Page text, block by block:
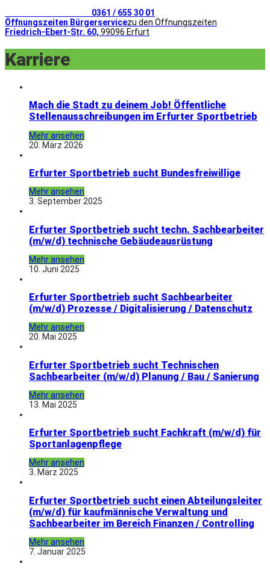
0361 / 655 30 01
Öffnungszeiten Bürgerservicezu den Öffnungszeiten
Friedrich-Ebert-Str. 60, 99096 Erfurt
Karriere
Mach die Stadt zu deinem Job! Öffentliche
Stellenausschreibungen im Erfurter Sportbetrieb
Mehr ansehen
20. März 2026
Erfurter Sportbetrieb sucht Bundesfreiwillige
Mehr ansehen
3. September 2025
Erfurter Sportbetrieb sucht techn. Sachbearbeiter
(m/w/d) technische Gebäudeausrüstung
Mehr ansehen
10. Juni 2025
Erfurter Sportbetrieb sucht Sachbearbeiter
(m/w/d) Prozesse / Digitalisierung / Datenschutz
Mehr ansehen
20. Mai 2025
Erfurter Sportbetrieb sucht Technischen
Sachbearbeiter (m/w/d) Planung / Bau / Sanierung
Mehr ansehen
13. Mai 2025
Erfurter Sportbetrieb sucht Fachkraft (m/w/d) für
Sportanlagenpflege
Mehr ansehen
3. März 2025
Erfurter Sportbetrieb sucht einen Abteilungsleiter
(m/w/d) für kaufmännische Verwaltung und
Sachbearbeiter im Bereich Finanzen / Controlling
Mehr ansehen
7. Januar 2025